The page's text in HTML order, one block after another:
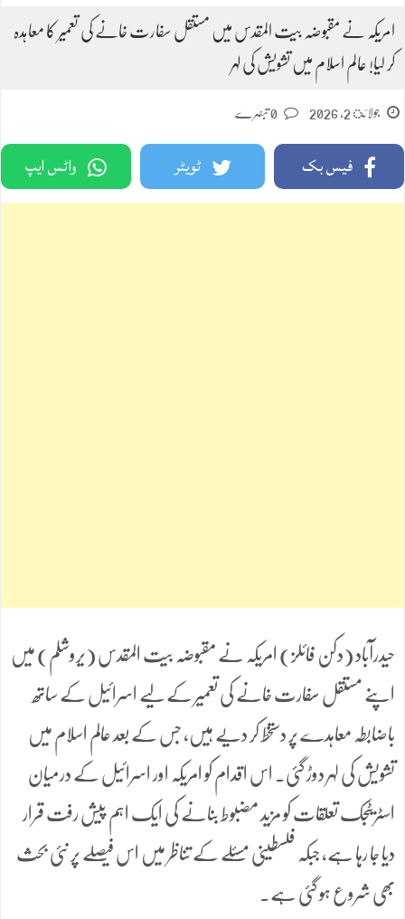
امریکہ نے مقبوضہ بیت المقدس میں مستقل سفارت خانے کی تعمیر کا معاہدہ
کر لیا! عالم اسلام میں تشویش کی لہر
جولائ 2, 2026
فیس بک ٹویٹر واٹس ایپ
حیدرآباد (دکن فائلز) امریکہ نے مقبوضہ بیت المقدس (یروشلم) میں
اپنے مستقل سفارت خانے کی تعمیر کے لیے اسرائیل کے ساتھ
باضابطہ معاہدے پر دستخط کر دیے ہیں، جس کے بعد عالم اسلام میں
تشویش کی لہر دوڑ گئی۔ اس اقدام کو امریکہ اور اسرائیل کے درمیان
اسٹریٹجک تعلقات کو مزید مضبوط بنانے کی ایک اہم پیش رفت قرار
دیا جا رہا ہے، جبکہ فلسطینی مسئلے کے تناظر میں اس فیصلے پر نئی بحث
بھی شروع ہو گئی ہے۔